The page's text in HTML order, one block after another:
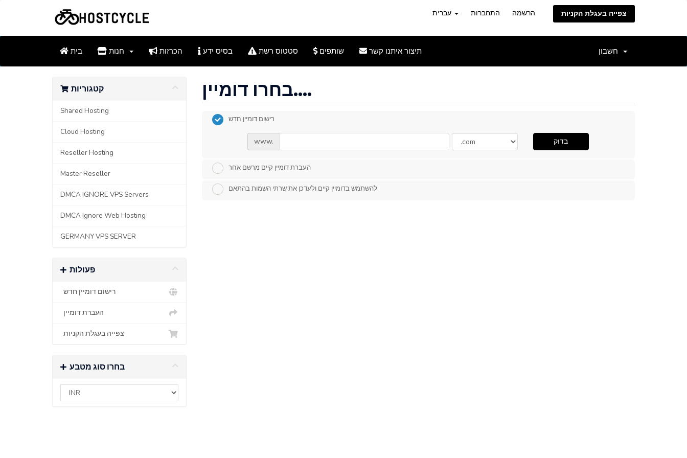
התחברות הרשמה צפייה בעגלת הקניות
בית הכרזות בסיס ידע סטטוס רשת שותפים תיצור איתנו קשר
קטגוריות
Shared Hosting
Cloud Hosting
Reseller Hosting
Master Reseller
DMCA IGNORE VPS Servers
DMCA Ignore Web Hosting
GERMANY VPS SERVER
פעולות
רישום דומיין חדש
העברת דומיין
צפייה בעגלת הקניות
בחרו סוג מטבע
בחרו דומיין....
רישום דומיין חדש
www. בדוק
העברת דומיין קיים מרשם אחר
להשתמש בדומיין קיים ולעדכן את שרתי השמות בהתאם